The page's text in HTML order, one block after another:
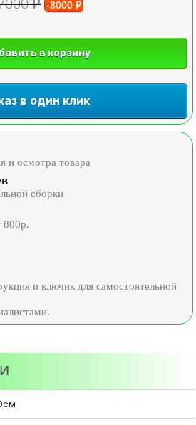
-8000 ₽
в корзину
в один клик
и осмотра товара
сборки
800р.
и ключик для самостоятельной